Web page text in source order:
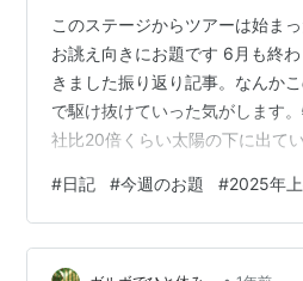
このステージからツアーは始ま
お誂え向きにお題です 6月も終
きました振り返り記事。なんか
で駆け抜けていった気がします
社比20倍くらい太陽の下に出て
年でしたが、さてどんな記事がオ
ら。早速行ってみましょう。 ア
年でした １月１日 あけおめはバ
#日記 #今週のお題 #2025年